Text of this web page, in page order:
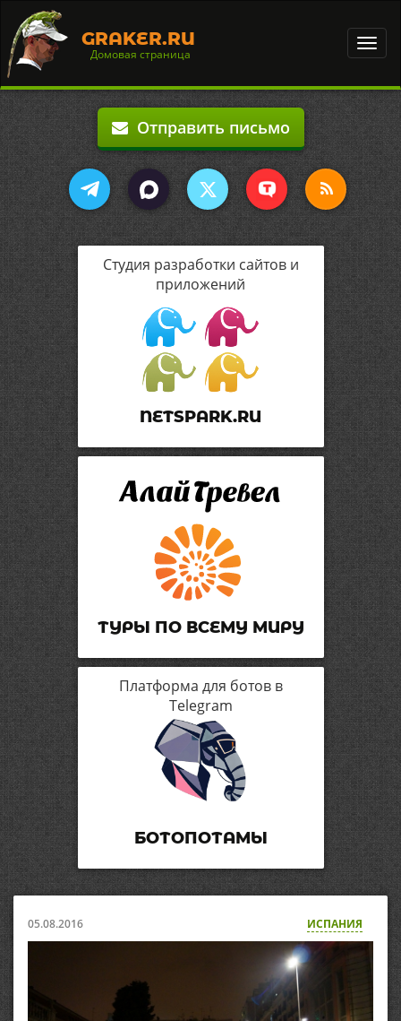
GRAKER.RU
Домовая страница
Отправить письмо
Студия разработки сайтов и
приложений
NETSPARK.RU
ТУРЫ ПО ВСЕМУ МИРУ
Платформа для ботов в
Telegram
БОТОПОТАМЫ
05.08.2016 ИСПАНИЯ